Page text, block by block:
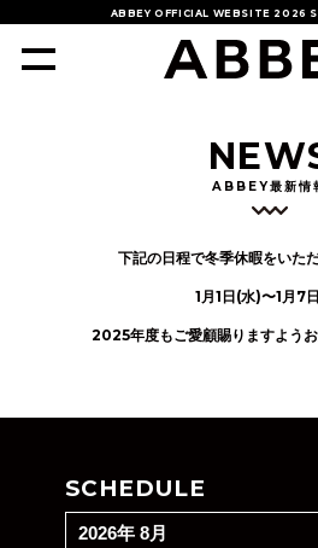
ABBEY OFFICIAL WEBSITE 2026
ABBEY最新情
下記の日程で冬季休暇をいた
1月1日(水)〜1月7
2025年度もご愛顧賜りますようお
SCHEDULE
2026年 8月